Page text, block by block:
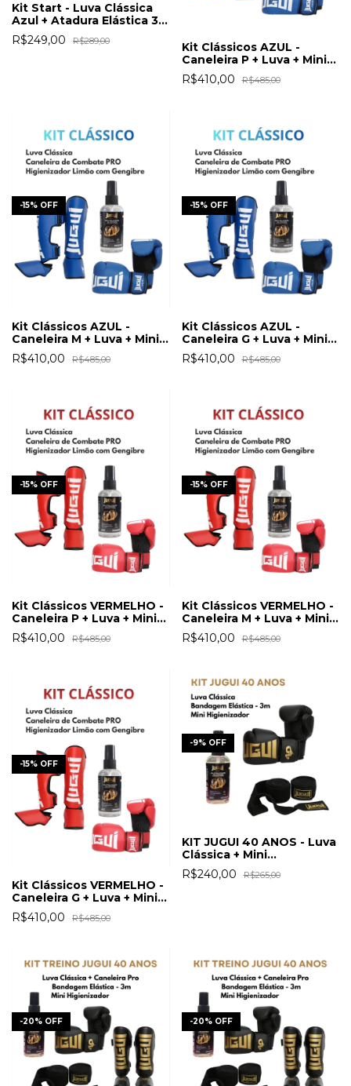
Kit Start - Luva Clássica
Azul + Atadura Elástica 3m
AZ + Bucal Duo Color
PR/VRM
R$249,00 R$289,00
Kit Clássicos AZUL -
Caneleira P + Luva + Mini
Higienizador
R$410,00 R$485,00
-15% OFF
Kit Clássicos AZUL -
Caneleira M + Luva + Mini
Higienizador
R$410,00 R$485,00
-15% OFF
Kit Clássicos AZUL -
Caneleira G + Luva + Mini
Higienizador
R$410,00 R$485,00
-15% OFF
Kit Clássicos VERMELHO -
Caneleira P + Luva + Mini
Higienizador
R$410,00 R$485,00
-15% OFF
Kit Clássicos VERMELHO -
Caneleira M + Luva + Mini
Higienizador
R$410,00 R$485,00
-15% OFF
Kit Clássicos VERMELHO -
Caneleira G + Luva + Mini
Higienizador
R$410,00 R$485,00
-9% OFF
KIT JUGUI 40 ANOS - Luva
Clássica + Mini
Higienizador + Band.
Elástica
R$240,00 R$265,00
-20% OFF -20% OFF